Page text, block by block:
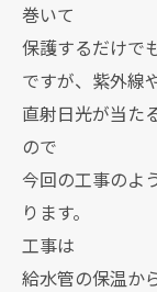
巻いて
保護するだけで
ですが、紫外線
直射日光が当た
ので
今回の工事のよ
ります。
工事は
給水管の保温か